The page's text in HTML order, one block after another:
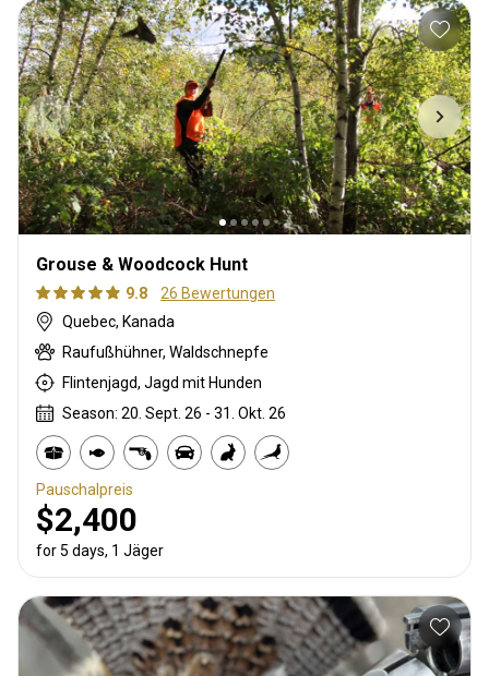
Grouse & Woodcock Hunt
9.8
26 Bewertungen
Quebec, Kanada
Raufußhühner, Waldschnepfe
Flintenjagd, Jagd mit Hunden
Season: 20. Sept. 26 - 31. Okt. 26
Pauschalpreis
$2,400
for 5 days, 1 Jäger